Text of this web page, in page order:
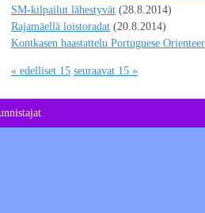
SM-kilpailut lähestyvät (28.8.2014)
Rajamäellä loistoradat (20.8.2014)
Kontkasen haastattelu Portuguese
« edelliset 15 seuraavat 15 »